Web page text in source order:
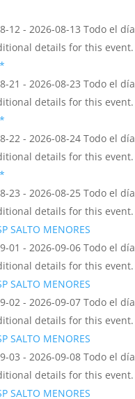
12 - 2026-08-13 Todo el día
details for this event.
21 - 2026-08-23 Todo el día
details for this event.
22 - 2026-08-24 Todo el día
details for this event.
23 - 2026-08-25 Todo el día
details for this event.
SALTO MENORES
01 - 2026-09-06 Todo el día
details for this event.
SALTO MENORES
02 - 2026-09-07 Todo el día
details for this event.
SALTO MENORES
03 - 2026-09-08 Todo el día
details for this event.
SALTO MENORES